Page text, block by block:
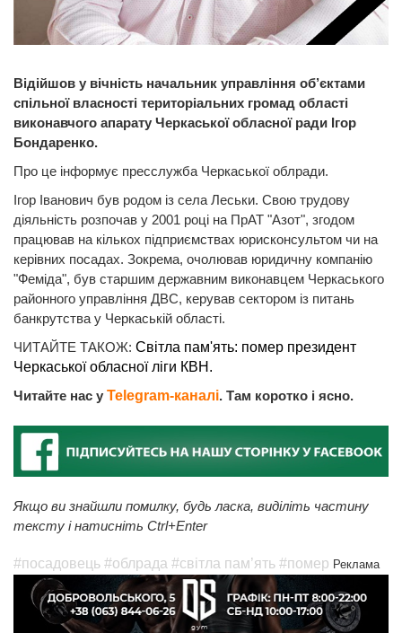
Відійшов у вічність начальник управління об’єктами
спільної власності територіальних громад області
виконавчого апарату Черкаської обласної ради Ігор
Бондаренко.
Про це інформує пресслужба Черкаської облради.
Ігор Іванович був родом із села Леськи. Свою трудову
діяльність розпочав у 2001 році на ПрАТ "Азот", згодом
працював на кількох підприємствах юрисконсультом чи на
керівних посадах. Зокрема, очолював юридичну компанію
"Феміда", був старшим державним виконавцем Черкаського
районного управління ДВС, керував сектором із питань
банкрутства у Черкаській області.
ЧИТАЙТЕ ТАКОЖ: Світла пам'ять: помер президент
Черкаської обласної ліги КВН.
Читайте нас у Telegram-каналі. Там коротко і ясно.
Якщо ви знайшли помилку, будь ласка, виділіть частину
тексту і натисніть Ctrl+Enter
#посадовець #облрада #світла пам’ять #помер Реклама